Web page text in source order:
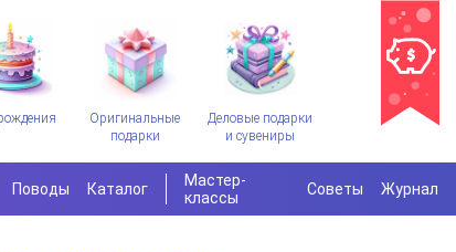
Оригинальные
подарки
Деловые подарки
и сувениры
Поводы Каталог
Мастер-
классы
Советы Журнал